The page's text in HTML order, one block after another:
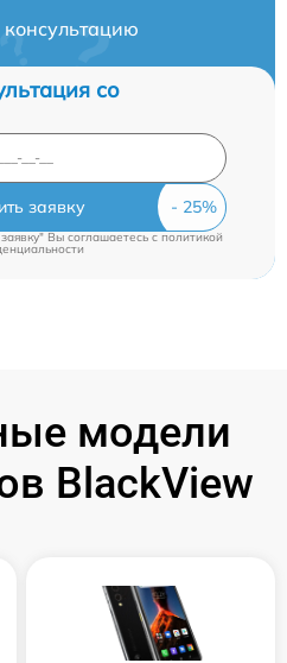
со
заявку
Вы соглашаетесь cполитикой
модели
BlackView